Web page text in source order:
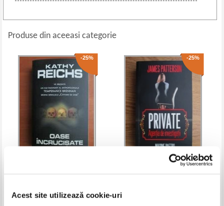
Acest site utilizează cookie-uri
Produse din aceeasi categorie
-25%
Adaugă în coș
-25%
James Patterson - Private.
Agentia de investigatii